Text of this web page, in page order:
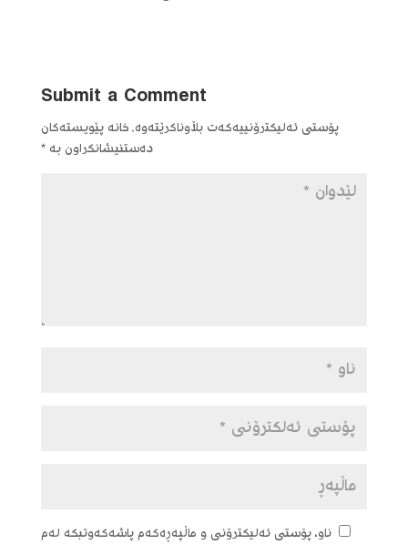
Submit a Comment
پۆستی ئەلیکترۆنییەکەت بڵاوناکرێتەوە. خانە پێویستەکان
دەستنیشانکراون بە*
ناو، پۆستی ئەلیکترۆنی و ماڵپەڕەکەم پاشەکەوتبکە لەم